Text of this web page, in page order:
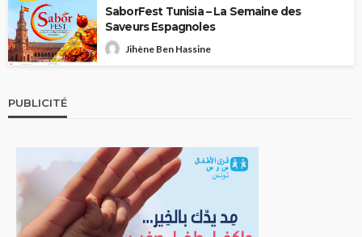
SaborFest Tunisia – La Semaine des
Saveurs Espagnoles
Jihène Ben Hassine
PUBLICITÉ